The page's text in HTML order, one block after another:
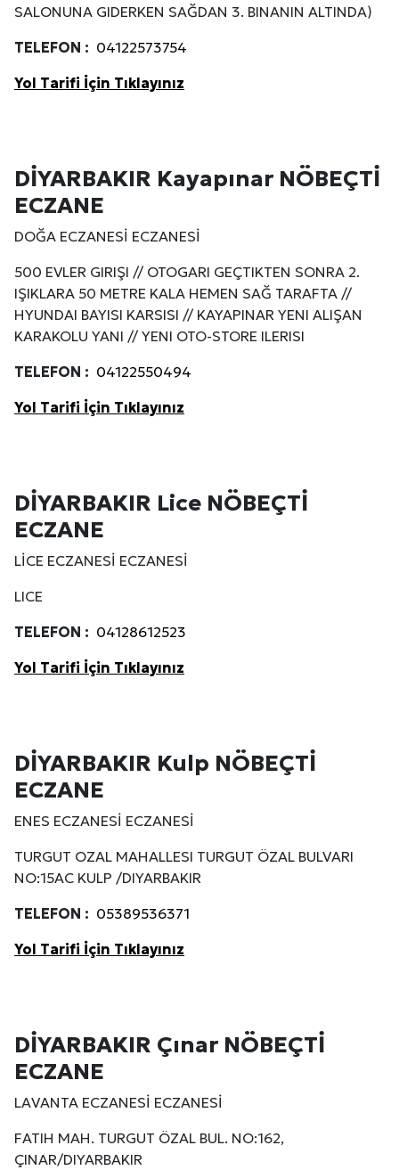
SALONUNA GIDERKEN SAĞDAN 3. BINANIN ALTINDA)
TELEFON : 04122573754
Yol Tarifi İçin Tıklayınız
DİYARBAKIR Kayapınar NÖBEÇTİ
ECZANE
DOĞA ECZANESİ ECZANESİ
500 EVLER GIRIŞI // OTOGARI GEÇTIKTEN SONRA 2.
IŞIKLARA 50 METRE KALA HEMEN SAĞ TARAFTA //
HYUNDAI BAYISI KARSISI // KAYAPINAR YENI ALIŞAN
KARAKOLU YANI // YENI OTO-STORE ILERISI
TELEFON : 04122550494
Yol Tarifi İçin Tıklayınız
DİYARBAKIR Lice NÖBEÇTİ
ECZANE
LİCE ECZANESİ ECZANESİ
LICE
TELEFON : 04128612523
Yol Tarifi İçin Tıklayınız
DİYARBAKIR Kulp NÖBEÇTİ
ECZANE
ENES ECZANESİ ECZANESİ
TURGUT OZAL MAHALLESI TURGUT ÖZAL BULVARI
NO:15AC KULP /DIYARBAKIR
TELEFON : 05389536371
Yol Tarifi İçin Tıklayınız
DİYARBAKIR Çınar NÖBEÇTİ
ECZANE
LAVANTA ECZANESİ ECZANESİ
FATIH MAH. TURGUT ÖZAL BUL. NO:162,
ÇINAR/DIYARBAKIR